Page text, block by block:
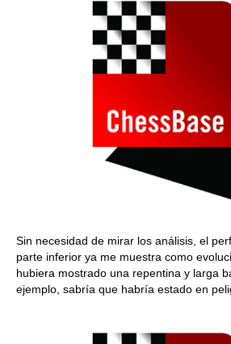
Sin necesidad de mirar los análisis, el
parte inferior ya me muestra como
hubiera mostrado una repentina y larga
ejemplo, sabría que habría estado en